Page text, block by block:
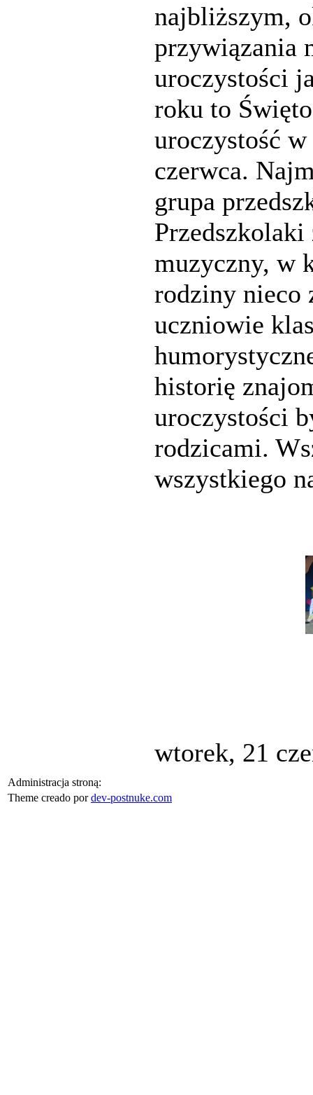
najbliższym,
przywiązania
uroczystości
roku to
uroczystość w
czerwca.
grupa
Przedszkolaki
muzyczny, w
rodziny nieco
uczniowie
historię
uroczystości
rodzicami.
wszystkiego
wtorek, 21
Administracja stroną:
Theme creado pordev-postnuke.com